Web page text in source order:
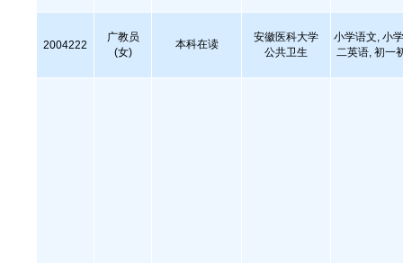
2004222
广教员
(女)
本科在读
安徽医科大学
公共卫生
小学语文, 小
二英语, 初一